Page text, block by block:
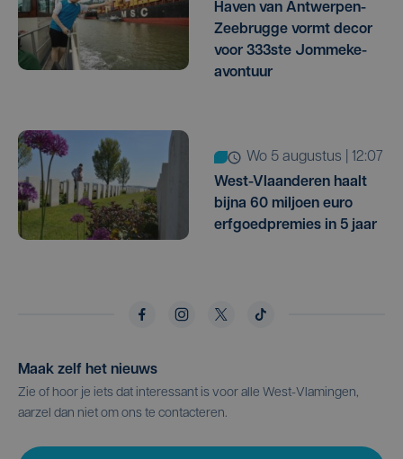
Haven van Antwerpen-
Zeebrugge vormt decor
voor 333ste Jommeke-
avontuur
wo 5 augustus | 12:07
West-Vlaanderen haalt
bijna 60 miljoen euro
erfgoedpremies in 5 jaar
Maak zelf het nieuws
Zie of hoor je iets dat interessant is voor alle West-Vlamingen,
aarzel dan niet om ons te contacteren.